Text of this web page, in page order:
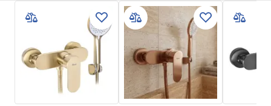
Kleur
Goud geborsteld
Materiaal
Messing, ABS
Coatingtechnologie
PVD
Aansluitdiameter:
1/2 inch
150mm
Montagehandleiding
Garantievoorwaarden
Warranty_Terms_and_Conditions_Faucets_-_5.pdf